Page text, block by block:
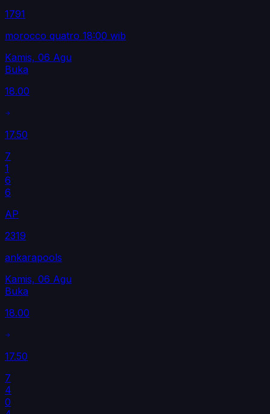
1791
morocco quatro 18:00 wib
Kamis, 06 Agu
Buka
18.00
17.50
7
1
6
6
AP
2319
ankarapools
Kamis, 06 Agu
Buka
18.00
17.50
7
4
0